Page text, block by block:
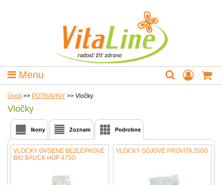
Menu
Úvod >> POTRAVINY >> Vločky
Vločky
Ikony Zoznam Podrobne
VLOČKY OVSENÉ BEZLEPKOVÉ
BIO BAUCK HOF 475G
VLOČKY SÓJOVÉ PROVITA 250G